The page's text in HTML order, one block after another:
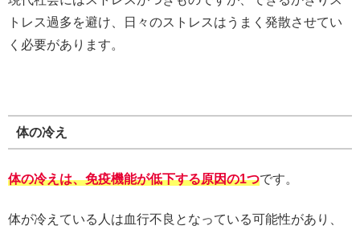
トレス過多を避け、日々のストレスはうまく発散させてい
く必要があります。
体の冷え
体の冷えは、免疫機能が低下する原因の1つです。
体が冷えている人は血行不良となっている可能性があり、